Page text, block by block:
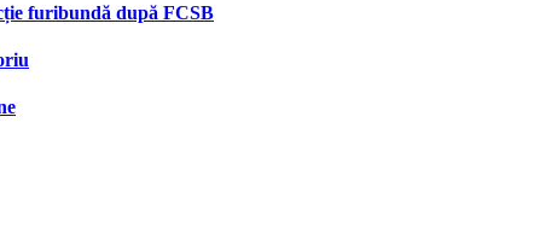
furibundă după FCSB